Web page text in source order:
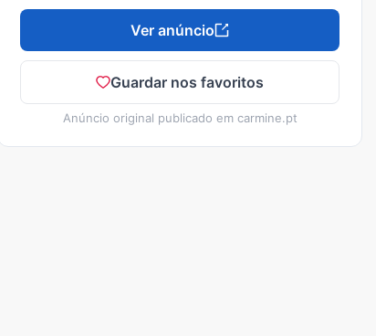
Ver anúncio
Guardar nos favoritos
Anúncio original publicado em carmine.pt